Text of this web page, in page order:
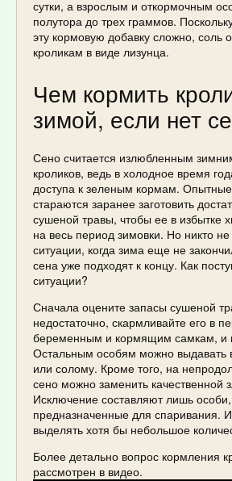
сутки, а взрослым и откормочным
полутора до трех граммов.
эту кормовую добавку сложно, соль
кроликам в виде лизунца.
Чем кормить
зимой, если нет
Сено считается излюбленным
кроликов, ведь в холодное время
доступа к зеленым кормам.
стараются заранее заготовить
сушеной травы, чтобы ее в избытке
на весь период зимовки. Но никто не
ситуации, когда зима еще не
сена уже подходят к концу. Как
ситуации?
Сначала оцените запасы сушеной
недостаточно, скармливайте его в
беременным и кормящим самкам, и
Остальным особям можно выдавать
или солому. Кроме того, на
сено можно заменить качественной
Исключение составляют лишь особи,
предназначенные для спаривания.
выделять хотя бы небольшое
Более детально вопрос кормления
рассмотрен в видео.